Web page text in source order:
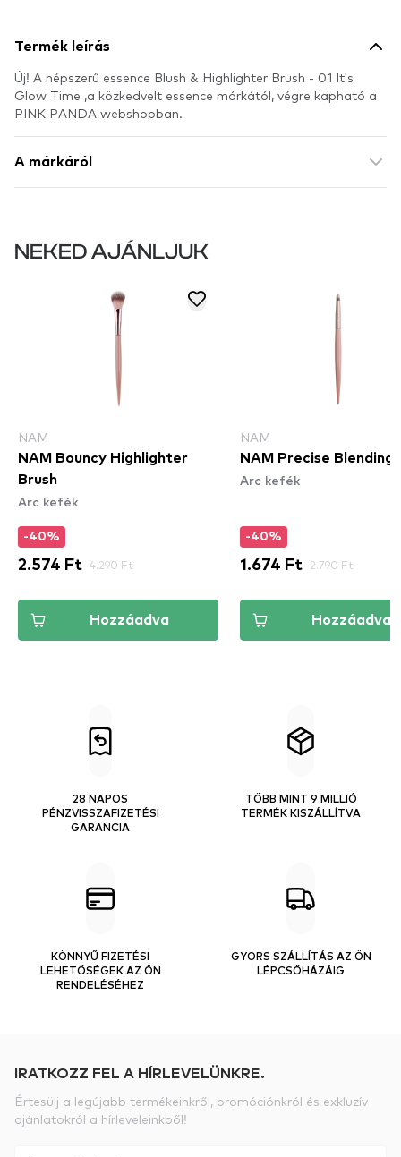
Termék leírás
Új! A népszerű essence Blush & Highlighter Brush - 01 It's
Glow Time ,a közkedvelt essence márkától, végre kapható a
PINK PANDA webshopban.
A márkáról
NEKED AJÁNLJUK
NAM
NAM Bouncy Highlighter
Brush
Arc kefék
-40%
2.574 Ft 4.290 Ft
Hozzáadva
NAM
NAM Precise Blending
Arc kefék
-40%
1.674 Ft 2.790 Ft
Hozzáadva
28 NAPOS
PÉNZVISSZAFIZETÉSI
GARANCIA
TÖBB MINT 9 MILLIÓ
TERMÉK KISZÁLLÍTVA
KÖNNYŰ FIZETÉSI
LEHETŐSÉGEK AZ ÖN
RENDELÉSÉHEZ
GYORS SZÁLLÍTÁS AZ ÖN
LÉPCSŐHÁZÁIG
IRATKOZZ FEL A HÍRLEVELÜNKRE.
Értesülj a legújabb termékeinkről, promóciónkról és exkluzív
ajánlatokról a hírleveleinkből!